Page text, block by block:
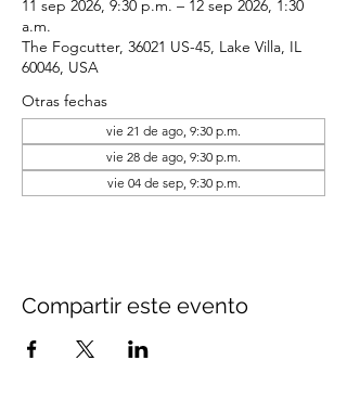
11 sep 2026, 9:30 p.m. – 12 sep 2026, 1:30
a.m.
The Fogcutter, 36021 US-45, Lake Villa, IL
60046, USA
Otras fechas
vie 21 de ago, 9:30 p.m.
vie 28 de ago, 9:30 p.m.
vie 04 de sep, 9:30 p.m.
Compartir este evento